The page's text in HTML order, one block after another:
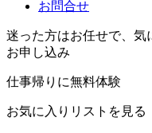
お問合せ
迷った方はお任せで、気
お申し込み
仕事帰りに無料体験
お気に入りリストを見る